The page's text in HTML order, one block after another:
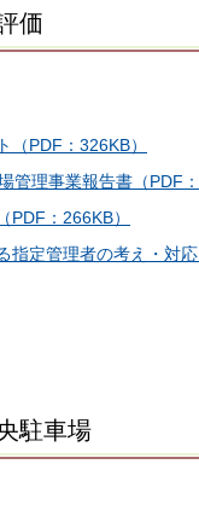
価
PDF：326KB）
理事業報告書（PDF：
：266KB）
定管理者の考え・対応
駐車場